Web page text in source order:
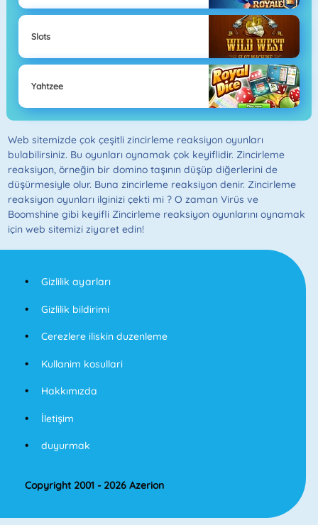
Slots
Yahtzee
Web sitemizde çok çeşitli zincirleme reaksiyon oyunları
bulabilirsiniz. Bu oyunları oynamak çok keyiflidir. Zincirleme
reaksiyon, örneğin bir domino taşının düşüp diğerlerini de
düşürmesiyle olur. Buna zincirleme reaksiyon denir. Zincirleme
reaksiyon oyunları ilginizi çekti mi ? O zaman Virüs ve
Boomshine gibi keyifli Zincirleme reaksiyon oyunlarını oynamak
için web sitemizi ziyaret edin!
Gizlilik ayarları
Gizlilik bildirimi
Cerezlere iliskin duzenleme
Kullanim kosullari
Hakkımızda
İletişim
duyurmak
Copyright 2001 - 2026 Azerion